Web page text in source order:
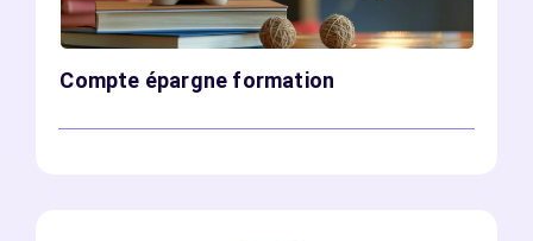
Compte épargne formation